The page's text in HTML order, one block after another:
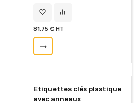
favorite_border equalizer
81,75 € HT
trending_flat
Etiquettes clés plastique
avec anneaux